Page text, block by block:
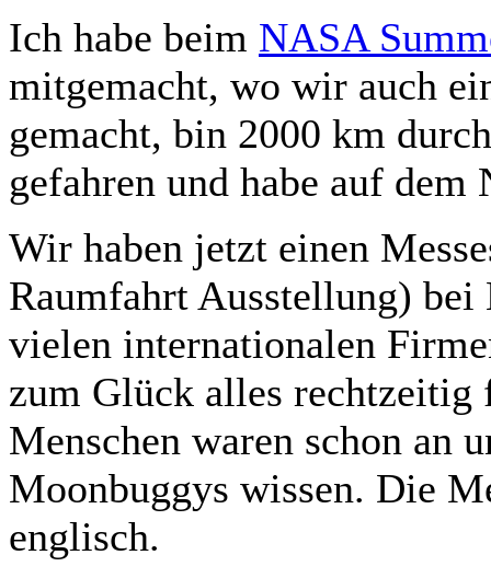
Ich habe beim NASA
mitgemacht, wo wir auch
gemacht, bin 2000 km
gefahren und habe auf
Wir haben jetzt einen
Raumfahrt Ausstellung)
vielen internationalen
zum Glück alles rechtzeitig
Menschen waren schon an
Moonbuggys wissen. Die
englisch.